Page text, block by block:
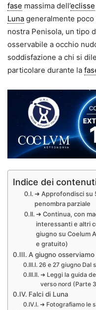
fase massima dell’eclisse
Luna generalmente poco
nostra Penisola, un tipo
osservabile a occhio
soddisfazione a chi si
particolare durante la
Indice dei
➜ Approfondisci su
penombra parziale
➜ Continua, con
interessanti e altri
giugno su Coelum
e gratuito)
A giugno osserviamo
26 e 27 giugno
➜ Leggi la guida
verso nord (Parte
Falci di Luna
➜ Fotografiamo le